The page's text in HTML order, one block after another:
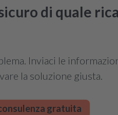
di quale
Inviaci le
la soluzione giusta.
gratuita